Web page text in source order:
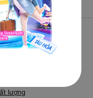
chúng tôi lên một chiếc xe
chuyển đến văn phòng
hơn (không đủ chỗ ngồi,
nhựa ở khoang chứa hàng).
- sớm hơn nhiều so với giờ
cao 178cm và chỗ ngồi
ba điểm trừ: - Xe buýt đưa
toàn (xem ảnh) - Ghế của
không thể ngồi thẳng dậy -
nhất
nay 08/2026
đánh giá cao
lượng